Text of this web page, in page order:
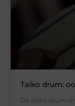
Taiko drum:
De taiko drum